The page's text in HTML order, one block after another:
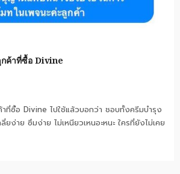
ค้าที่ซื้อ Divine
ที่ซื้อ Divine ไปใช้แล้วบอกว่า ชอบทั้งครีมบำรุง
ยง่าย ซึมง่าย ไม่เหนียวเหนอะหนะ ใครที่ยังไม่เคย